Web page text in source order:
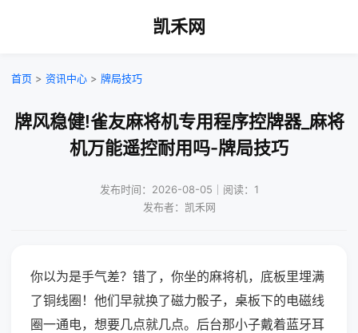
凯禾网
首页 > 资讯中心 > 牌局技巧
牌风稳健!雀友麻将机专用程序控牌器_麻将
机万能遥控耐用吗-牌局技巧
发布时间：2026-08-05｜阅读：1
发布者：凯禾网
你以为是手气差？错了，你坐的麻将机，底板里埋满
了铜线圈！他们早就换了磁力骰子，桌板下的电磁线
圈一通电，想要几点就几点。后台那小子戴着蓝牙耳